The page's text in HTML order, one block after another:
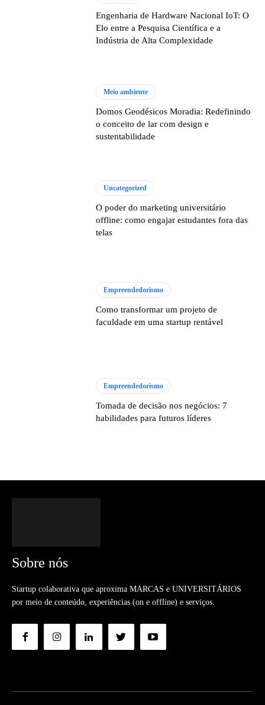
Engenharia de Hardware Nacional IoT: O
Elo entre a Pesquisa Científica e a
Indústria de Alta Complexidade
Meio ambiente
Domos Geodésicos Moradia: Redefinindo
o conceito de lar com design e
sustentabilidade
Uncategorized
O poder do marketing universitário
offline: como engajar estudantes fora das
telas
Empreendedorismo
Como transformar um projeto de
faculdade em uma startup rentável
Empreendedorismo
Tomada de decisão nos negócios: 7
habilidades para futuros líderes
Sobre nós
Startup colaborativa que aproxima MARCAS e UNIVERSITÁRIOS
por meio de conteúdo, experiências (on e offline) e serviços.